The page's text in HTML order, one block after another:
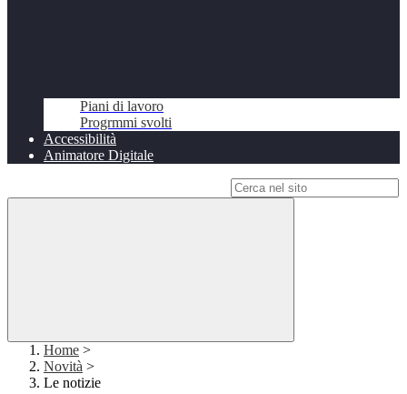
Piani di lavoro
Progrmmi svolti
Accessibilità
Animatore Digitale
Home >
Novità >
Le notizie